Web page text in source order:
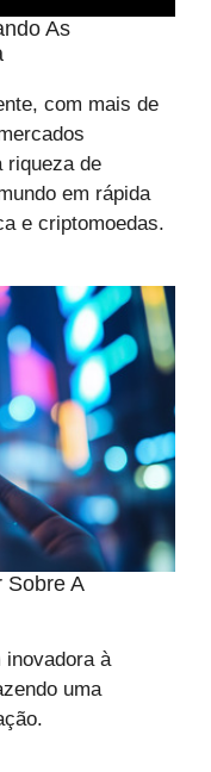
As
com mais de
riqueza de
em rápida
e criptomoedas.
Sobre A
inovadora à
uma